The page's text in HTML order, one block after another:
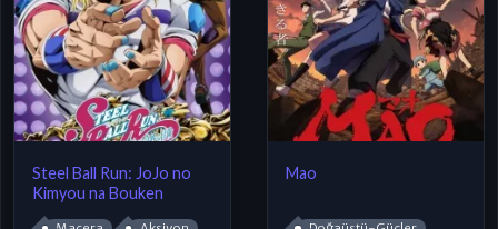
Steel Ball Run: JoJo no
Kimyou na Bouken
Mao